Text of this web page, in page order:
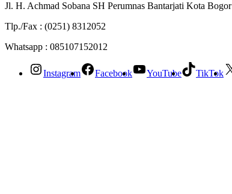
Jl. H. Achmad Sobana SH Perumnas Bantarjati Kota Bogor
Tlp./Fax : (0251) 8312052
Whatsapp : 085107152012
Instagram Facebook YouTube TikTok